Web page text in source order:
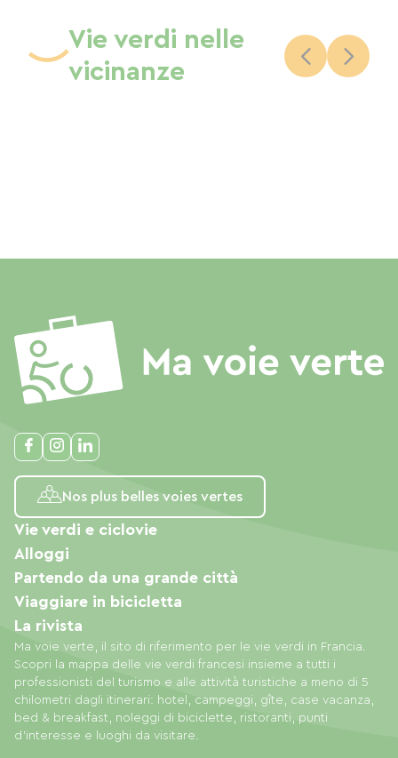
Vie verdi nelle
vicinanze
Nos plus belles voies vertes
Ma voie verte, il sito di riferimento per le vie verdi in Francia.
Scopri la mappa delle vie verdi francesi insieme a tutti i
professionisti del turismo e alle attività turistiche a meno di 5
chilometri dagli itinerari: hotel, campeggi, gîte, case vacanza,
bed & breakfast, noleggi di biciclette, ristoranti, punti
d'interesse e luoghi da visitare.
Vie verdi e ciclovie
Alloggi
Partendo da una grande città
Viaggiare in bicicletta
La rivista